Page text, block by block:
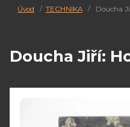
Úvod TECHNIKA Doucha
Doucha Jiří: